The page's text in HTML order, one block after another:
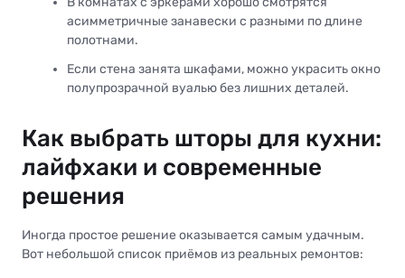
асимметричные занавески с разными по длине
полотнами.
Если стена занята шкафами, можно украсить окно
полупрозрачной вуалью без лишних деталей.
Как выбрать шторы для кухни:
лайфхаки и современные
решения
Иногда простое решение оказывается самым удачным.
Вот небольшой список приёмов из реальных ремонтов: